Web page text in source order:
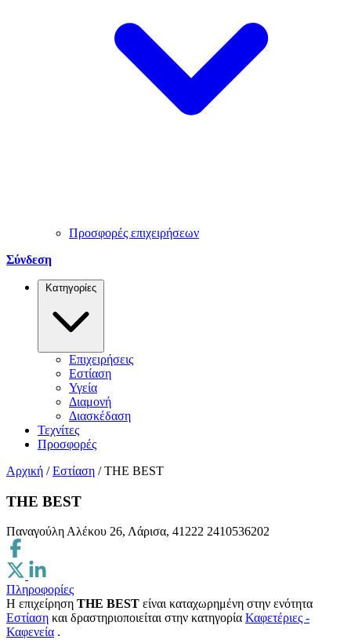
Προσφορές επιχειρήσεων
Σύνδεση
Κατηγορίες
Επιχειρήσεις
Εστίαση
Υγεία
Διαμονή
Διασκέδαση
Τεχνίτες
Προσφορές
Αρχική / Εστίαση / THE BEST
THE BEST
Παναγούλη Αλέκου 26, Λάρισα, 41222 2410536202
Πληροφορίες
Η επιχείρηση THE BEST είναι καταχωρημένη στην ενότητα
Εστίαση και δραστηριοποιείται στην κατηγορία Καφετέριες -
Καφενεία .